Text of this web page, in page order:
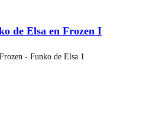
de Elsa en Frozen I